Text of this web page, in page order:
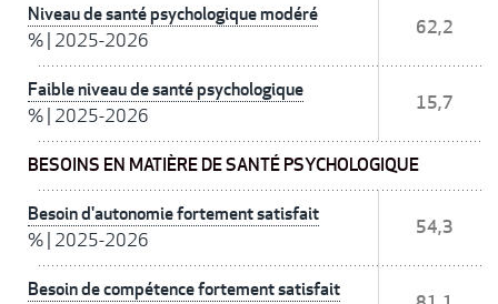
Niveau de santé psychologique modéré
% 2025-2026
62,2
Faible niveau de santé psychologique
% 2025-2026
15,7
BESOINS EN MATIÈRE DE SANTÉ PSYCHOLOGIQUE
Besoin d'autonomie fortement satisfait
% 2025-2026
54,3
Besoin de compétence fortement satisfait